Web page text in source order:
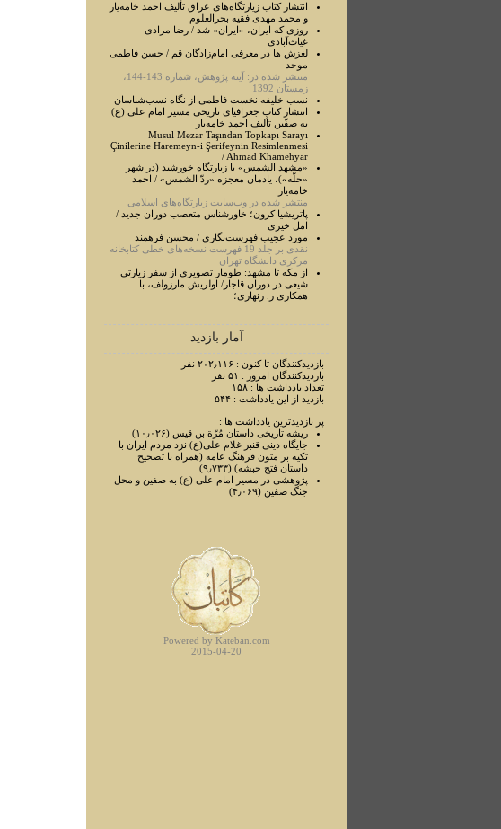
انتشار کتاب زیارتگاه‌های عراق تألیف احمد خامه‌یار
و محمد مهدی فقیه بحرالعلوم
روزی که ایران، «ایران» شد / رضا مرادی
غیاث‌آبادی
لغزش ها در معرفی امام‌زادگان قم / حسن فاطمی
موحد
منتشر شده در: آینه پژوهش، شماره 143-144،
زمستان 1392
نسب خلیفه نخست فاطمی از نگاه نسب‌شناسان
انتشار کتاب جغرافیای تاریخی مسیر امام علی (ع)
به صفّین تألیف احمد خامه‌یار
Musul Mezar Taşından Topkapı Sarayı
Çinilerine Haremeyn-i Şerifeynin Resimlenmesi
/ Ahmad Khamehyar
«مشهد الشمس» یا زیارتگاه خورشید (در شهر
«حلّه»)، یادمان معجزه «ردّ الشمس» / احمد
خامه‌یار
منتشر شده در وب‌سایت زیارتگاه‌های اسلامی
پاتریشیا کرون؛ خاورشناس متعصب دوران جدید /
امل خیری
مورد عجيب فهرست‌نگاری / محسن فرهمند
نقدی بر جلد 19 فهرست نسخه‌های خطی کتابخانه
مرکزی دانشگاه تهران
از مکه تا مشهد: طومار تصویری از سفر زیارتی
شیعی در دوران قاجار/ اولریش مارزولف، با
همکاری ر. زنهاری؛
آمار بازدید
بازدیدکنندگان تا کنون : ۲۰۲٫۱۱۶ نفر
بازدیدکنندگان امروز : ۵۱ نفر
تعداد یادداشت ها : ۱۵۸
بازدید از این یادداشت : ۵۴۴
پر بازدیدترین یادداشت ها :
ریشه تاریخی داستان مُرّة بن قیس (۱۰٫۰۲۶)
جایگاه دینی قنبر غلام علی(ع) نزد مردم ایران با
تکیه بر متون فرهنگ عامه (همراه با تصحیح
داستان فتح حبشه) (۹٫۷۳۳)
پژوهشی در مسیر امام علی ‌(ع) به صفین و محل
جنگ صفین (۴٫۰۶۹)
Powered by Kateban.com
2015-04-20